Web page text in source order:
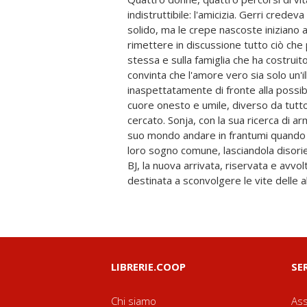
indistruttibile: l'amicizia. Gerri
solido, ma le crepe nascoste iniziano
rimettere in discussione tutto ciò che
stessa e sulla famiglia che ha
convinta che l'amore vero sia solo
inaspettatamente di fronte alla
cuore onesto e umile, diverso da
cercato. Sonja, con la sua ricerca di
suo mondo andare in frantumi
loro sogno comune, lasciandola
BJ, la nuova arrivata, riservata e
destinata a sconvolgere le vite delle
perdite dolorose e piccoli
donne si sostengono a vicenda,
risate, lacrime e amore. Perché,
crollare, le vere amiche restano. E
noi, il coraggio di affrontare l'imprevedibile,
più paura. Le vere amiche ci sono
resilienza femminile e di quel
l'amicizia in una famiglia. Per chi
davvero durare per sempre. Robyn
potente, che cattura con
LIBRERIE.COOP
Chi siamo